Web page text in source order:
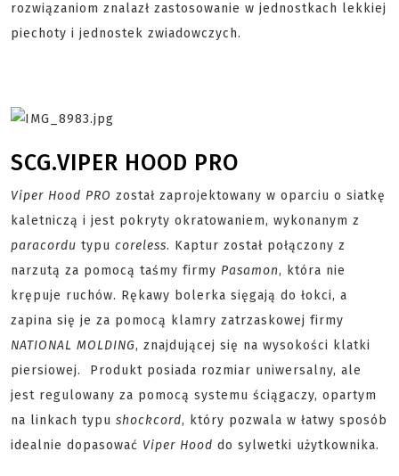
rozwiązaniom znalazł zastosowanie w jednostkach lekkiej
piechoty i jednostek zwiadowczych.
SCG.VIPER HOOD PRO
Viper Hood PRO został zaprojektowany w oparciu o siatkę
kaletniczą i jest pokryty okratowaniem, wykonanym z
paracordu typu coreless. Kaptur został połączony z
narzutą za pomocą taśmy firmy Pasamon, która nie
krępuje ruchów. Rękawy bolerka sięgają do łokci, a
zapina się je za pomocą klamry zatrzaskowej firmy
NATIONAL MOLDING, znajdującej się na wysokości klatki
piersiowej. Produkt posiada rozmiar uniwersalny, ale
jest regulowany za pomocą systemu ściągaczy, opartym
na linkach typu shockcord, który pozwala w łatwy sposób
idealnie dopasować Viper Hood do sylwetki użytkownika.